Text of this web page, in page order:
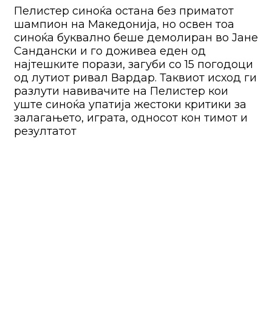
Пелистер синоќа остана без приматот
шампион на Македонија, но освен тоа
синоќа буквално беше демолиран во Јане
Сандански и го доживеа еден од
најтешките порази, загуби со 15 погодоци
од лутиот ривал Вардар. Таквиот исход ги
разлути навивачите на Пелистер кои
уште синоќа упатија жестоки критики за
залагањето, играта, односот кон тимот и
резултатот